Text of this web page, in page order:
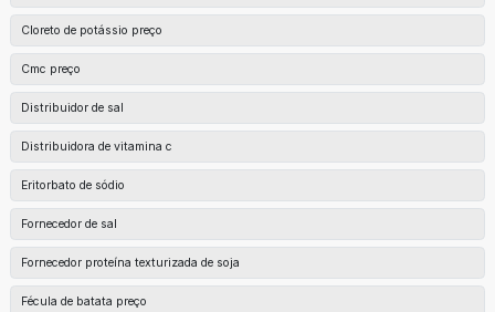
Cloreto de potássio preço
Cmc preço
Distribuidor de sal
Distribuidora de vitamina c
Eritorbato de sódio
Fornecedor de sal
Fornecedor proteína texturizada de soja
Fécula de batata preço